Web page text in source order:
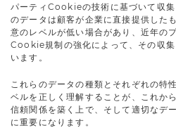
パーティCookieの技術に基づいて収集
のデータは顧客が企業に直接提供した
意のレベルが低い場合があり、近年の
Cookie規制の強化によって、その収
います。
これらのデータの種類とそれぞれの特
ベルを正しく理解することが、これか
信頼関係を築く上で、そして適切なデ
に重要になります。